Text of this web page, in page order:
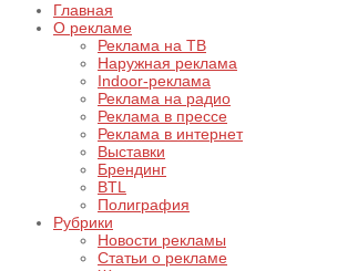
Главная
О рекламе
Реклама на ТВ
Наружная реклама
Indoor-реклама
Реклама на радио
Реклама в прессе
Реклама в интернет
Выставки
Брендинг
BTL
Полиграфия
Рубрики
Новости рекламы
Статьи о рекламе